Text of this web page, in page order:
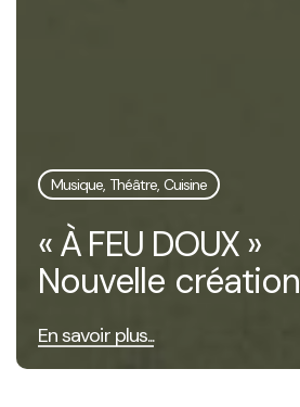
Musique, Théâtre, Cuisine
« À FEU DOUX »
Nouvelle création
En savoir plus...